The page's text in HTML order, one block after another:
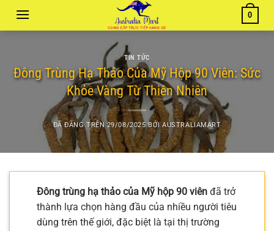
0
TIN TỨC
Đông Trùng Hạ Thảo Của Mỹ Hộp 90 Viên: Sức
Khỏe Vàng Từ Thiên Nhiên
ĐÃ ĐĂNG TRÊN 29/08/2025 BỞIAUSTRALIAMART
Đông trùng hạ thảo của Mỹ hộp 90 viên đã trở
thành lựa chọn hàng đầu của nhiều người tiêu
dùng trên thế giới, đặc biệt là tại thị trường